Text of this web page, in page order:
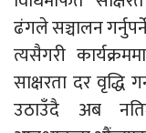
ढंगले सञ्चालन
त्यसैगरी
साक्षरता दर वृद्धि
उठाउँदै अब